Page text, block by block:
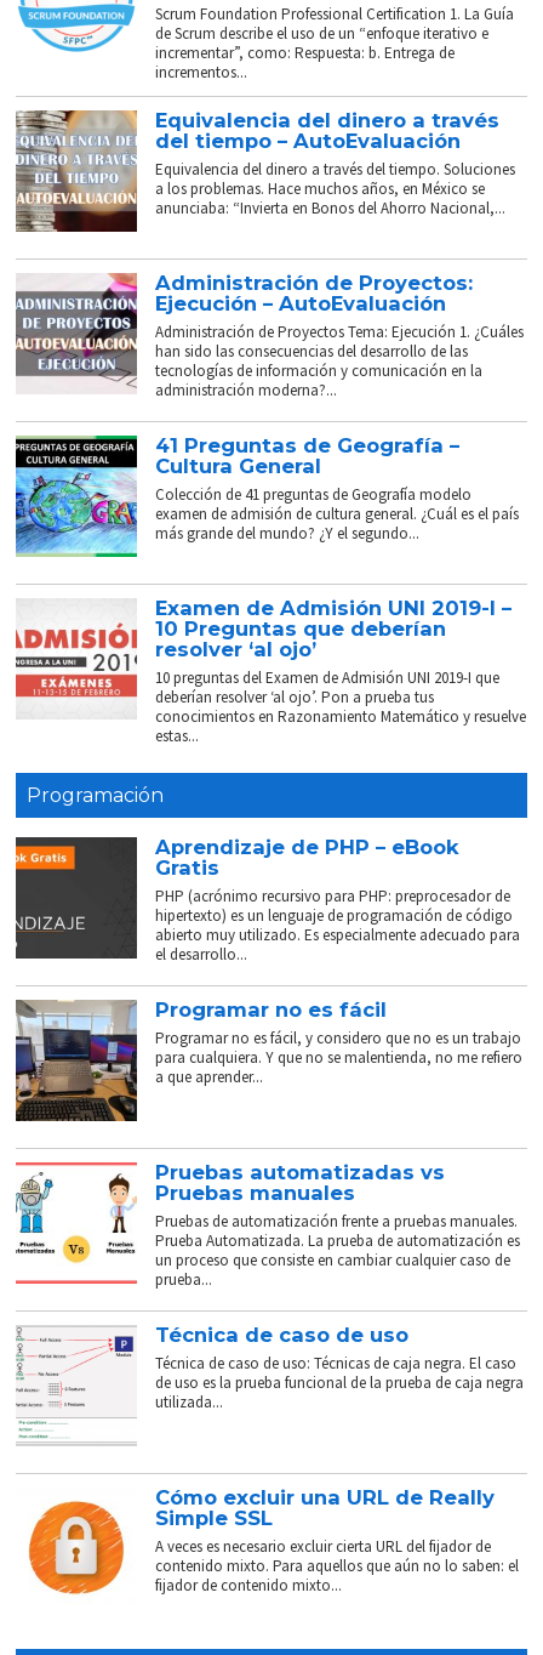
Scrum Foundation Professional Certification 1. La Guía
de Scrum describe el uso de un “enfoque iterativo e
incrementar”, como: Respuesta: b. Entrega de
incrementos...
Equivalencia del dinero a través
del tiempo – AutoEvaluación
Equivalencia del dinero a través del tiempo. Soluciones
a los problemas. Hace muchos años, en México se
anunciaba: “Invierta en Bonos del Ahorro Nacional,...
Administración de Proyectos:
Ejecución – AutoEvaluación
Administración de Proyectos Tema: Ejecución 1. ¿Cuáles
han sido las consecuencias del desarrollo de las
tecnologías de información y comunicación en la
administración moderna?...
41 Preguntas de Geografía –
Cultura General
Colección de 41 preguntas de Geografía modelo
examen de admisión de cultura general. ¿Cuál es el país
más grande del mundo? ¿Y el segundo...
Examen de Admisión UNI 2019-I –
10 Preguntas que deberían
resolver ‘al ojo’
10 preguntas del Examen de Admisión UNI 2019-I que
deberían resolver ‘al ojo’. Pon a prueba tus
conocimientos en Razonamiento Matemático y resuelve
estas...
Programación
Aprendizaje de PHP – eBook
Gratis
PHP (acrónimo recursivo para PHP: preprocesador de
hipertexto) es un lenguaje de programación de código
abierto muy utilizado. Es especialmente adecuado para
el desarrollo...
Programar no es fácil
Programar no es fácil, y considero que no es un trabajo
para cualquiera. Y que no se malentienda, no me refiero
a que aprender...
Pruebas automatizadas vs
Pruebas manuales
Pruebas de automatización frente a pruebas manuales.
Prueba Automatizada. La prueba de automatización es
un proceso que consiste en cambiar cualquier caso de
prueba...
Técnica de caso de uso
Técnica de caso de uso: Técnicas de caja negra. El caso
de uso es la prueba funcional de la prueba de caja negra
utilizada...
Cómo excluir una URL de Really
Simple SSL
A veces es necesario excluir cierta URL del fijador de
contenido mixto. Para aquellos que aún no lo saben: el
fijador de contenido mixto...